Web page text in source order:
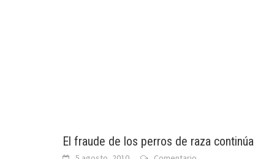
El fraude de los perros de raza continúa